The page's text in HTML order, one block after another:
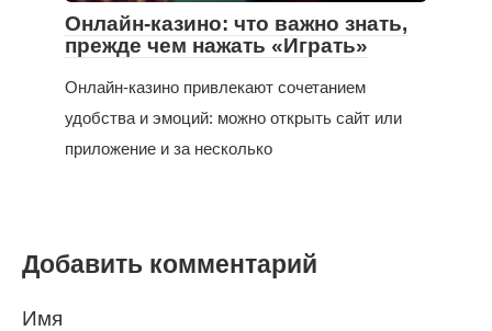
Онлайн-казино: что важно знать,
прежде чем нажать «Играть»
Онлайн-казино привлекают сочетанием
удобства и эмоций: можно открыть сайт или
приложение и за несколько
Добавить комментарий
Имя